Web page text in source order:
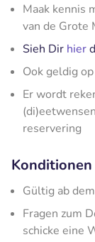
Maak kennis
van de Grote
Sieh Dir hier
Ook geldig
Er wordt
reservering
Konditionen
Gültig ab
Fragen zum
schicke eine